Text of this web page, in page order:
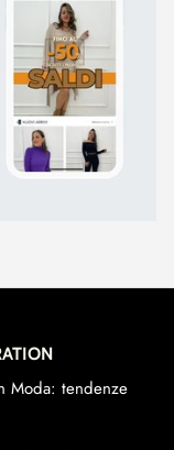
Moda: tendenze